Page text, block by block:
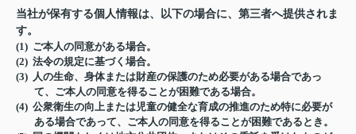
当社が保有する個人情報は、以下の場合に、第三者へ提供されま
す。
(1) ご本人の同意がある場合。
(2) 法令の規定に基づく場合。
(3) 人の生命、身体または財産の保護のため必要がある場合であっ
て、ご本人の同意を得ることが困難である場合。
(4) 公衆衛生の向上または児童の健全な育成の推進のため特に必要が
ある場合であって、ご本人の同意を得ることが困難であるとき。